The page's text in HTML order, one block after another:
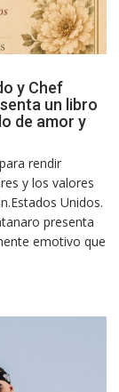
y Chef
un libro
de amor y
rendir
y los valores
Unidos.
presenta
emotivo que